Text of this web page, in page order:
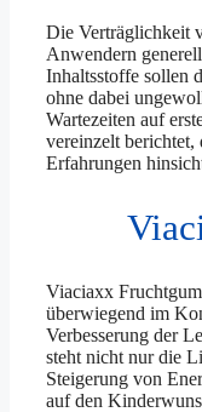
Die Verträglichkeit
Anwendern
Inhaltsstoffe sollen
ohne dabei
Wartezeiten auf
vereinzelt
Erfahrungen
Viaciaxx
überwiegend im
Verbesserung der
steht nicht nur die
Steigerung von
auf den